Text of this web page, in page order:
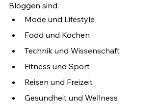
Bloggen sind:
Mode und Lifestyle
Food und Kochen
Technik und Wissenschaft
Fitness und Sport
Reisen und Freizeit
Gesundheit und Wellness